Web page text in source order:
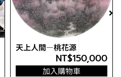
天上人間—桃花源
NT$150,000
加入購物車